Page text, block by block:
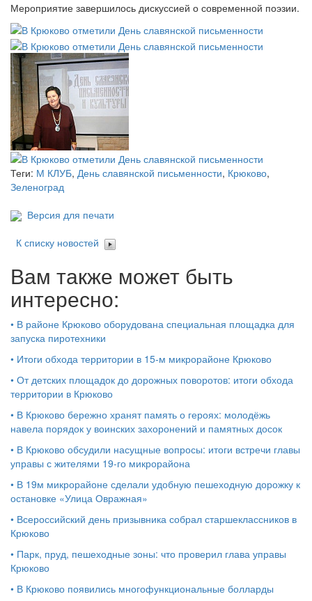
Мероприятие завершилось дискуссией о современной поэзии.
Теги: М КЛУБ, День славянской письменности, Крюково,
Зеленоград
Версия для печати
К списку новостей
Вам также может быть
интересно:
• В районе Крюково оборудована специальная площадка для
запуска пиротехники
• Итоги обхода территории в 15‑м микрорайоне Крюково
• От детских площадок до дорожных поворотов: итоги обхода
территории в Крюково
• В Крюково бережно хранят память о героях: молодёжь
навела порядок у воинских захоронений и памятных досок
• В Крюково обсудили насущные вопросы: итоги встречи главы
управы с жителями 19‑го микрорайона
• В 19м микрорайоне сделали удобную пешеходную дорожку к
остановке «Улица Овражная»
• Всероссийский день призывника собрал старшеклассников в
Крюково
• Парк, пруд, пешеходные зоны: что проверил глава управы
Крюково
• В Крюково появились многофункциональные болларды